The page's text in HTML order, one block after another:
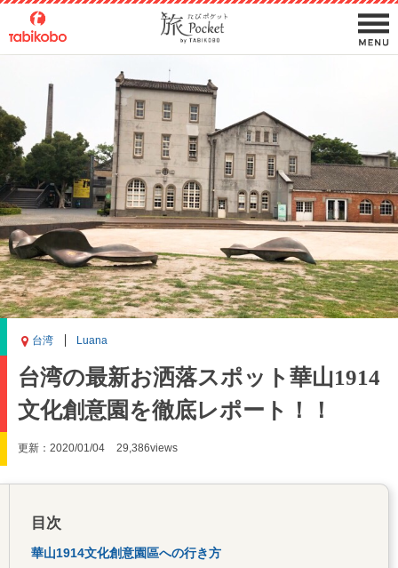
台湾 Luana
台湾の最新お洒落スポット華山1914
文化創意園を徹底レポート！！
更新：2020/01/04 29,386views
目次
華山1914文化創意園區への行き方